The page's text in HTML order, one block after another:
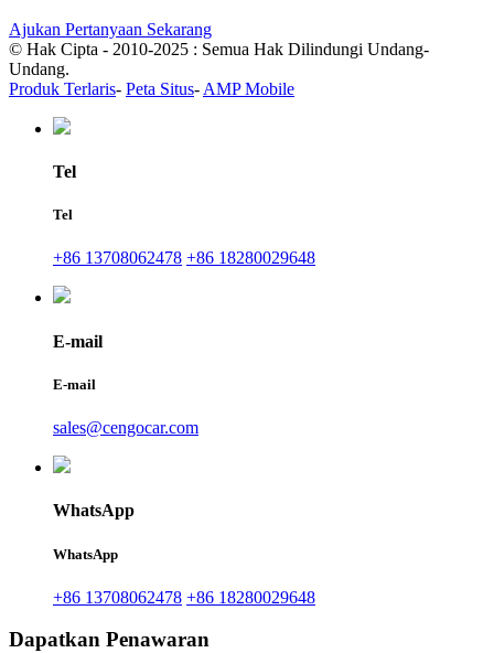
Ajukan Pertanyaan Sekarang
© Hak Cipta - 2010-2025 : Semua Hak Dilindungi Undang-
Undang.
Produk Terlaris- Peta Situs- AMP Mobile
Tel
Tel
+86 13708062478 +86 18280029648
E-mail
E-mail
sales@cengocar.com
WhatsApp
WhatsApp
+86 13708062478 +86 18280029648
Dapatkan Penawaran